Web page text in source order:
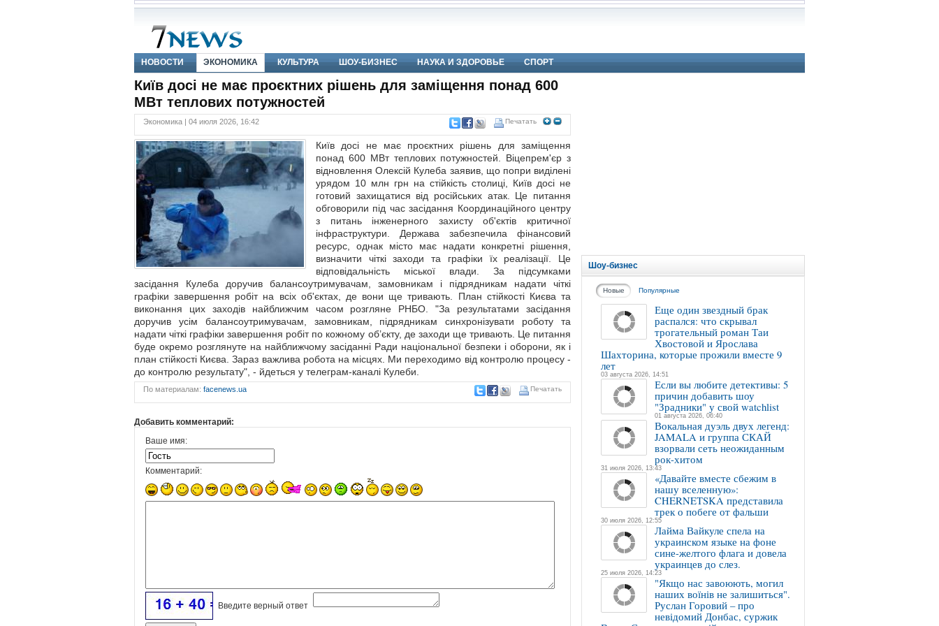
НОВОСТИ ЭКОНОМИКА КУЛЬТУРА ШОУ-БИЗНЕС НАУКА И ЗДОРОВЬЕ СПОРТ
Київ досі не має проєктних рішень для заміщення понад 600
МВт теплових потужностей
Печатать
Экономика | 04 июля 2026, 16:42
Київ досі не має проєктних рішень для заміщення
понад 600 МВт теплових потужностей. Віцепрем'єр з
відновлення Олексій Кулеба заявив, що попри виділені
урядом 10 млн грн на стійкість столиці, Київ досі не
готовий захищатися від російських атак. Це питання
обговорили під час засідання Координаційного центру
з питань інженерного захисту об'єктів критичної
інфраструктури. Держава забезпечила фінансовий
ресурс, однак місто має надати конкретні рішення,
визначити чіткі заходи та графіки їх реалізації. Це
відповідальність міської влади. За підсумками
засідання Кулеба доручив балансоутримувачам, замовникам і підрядникам надати чіткі
графіки завершення робіт на всіх об'єктах, де вони ще тривають. План стійкості Києва та
виконання цих заходів найближчим часом розгляне РНБО. "За результатами засідання
доручив усім балансоутримувачам, замовникам, підрядникам синхронізувати роботу та
надати чіткі графіки завершення робіт по кожному об’єкту, де заходи ще тривають. Це питання
буде окремо розглянуте на найближчому засіданні Ради національної безпеки і оборони, як і
план стійкості Києва. Зараз важлива робота на місцях. Ми переходимо від контролю процесу -
до контролю результату", - йдеться у телеграм-каналі Кулеби.
Печатать
По материалам: facenews.ua
Добавить комментарий:
Ваше имя:
Комментарий:
Введите верный ответ
Шоу-бизнес
Новые Популярные
Еще один звездный брак
распался: что скрывал
трогательный роман Таи
Хвостовой и Ярослава
Шахторина, которые прожили вместе 9
лет
03 августа 2026, 14:51
Если вы любите детективы: 5
причин добавить шоу
"Зрадники" у свой watchlist
01 августа 2026, 06:40
Вокальная дуэль двух легенд:
JAMALA и группа СКАЙ
взорвали сеть неожиданным
рок-хитом
31 июля 2026, 13:43
«Давайте вместе сбежим в
нашу вселенную»:
CHERNETSKA представила
трек о побеге от фальши
30 июля 2026, 12:55
Лайма Вайкуле спела на
украинском языке на фоне
сине-желтого флага и довела
украинцев до слез.
25 июля 2026, 14:23
"Якщо нас завоюють, могил
наших воїнів не залишиться".
Руслан Горовий – про
невідомий Донбас, суржик